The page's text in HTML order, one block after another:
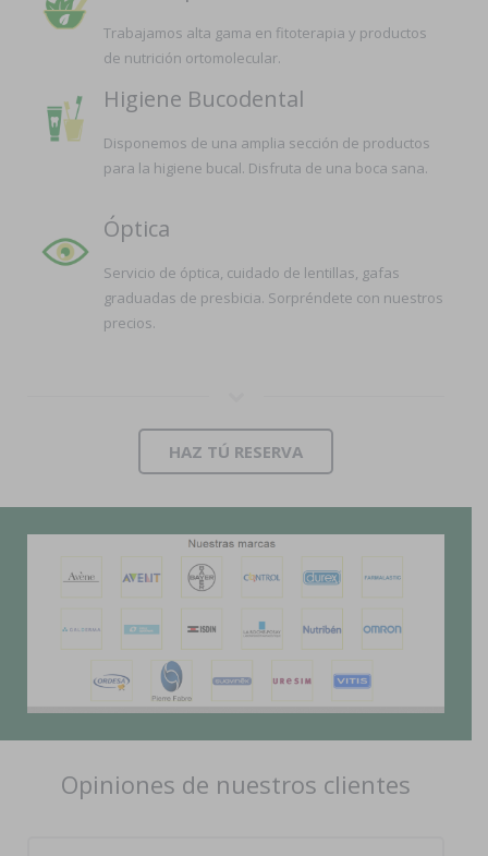
Trabajamos alta gama en fitoterapia y productos
de nutrición ortomolecular.
Higiene Bucodental
Disponemos de una amplia sección de productos
para la higiene bucal. Disfruta de una boca sana.
Óptica
Servicio de óptica, cuidado de lentillas, gafas
graduadas de presbicia. Sorpréndete con nuestros
precios.
HAZ TÚ RESERVA
Opiniones de nuestros clientes